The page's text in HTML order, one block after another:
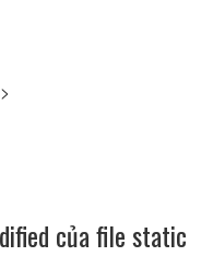
của file static